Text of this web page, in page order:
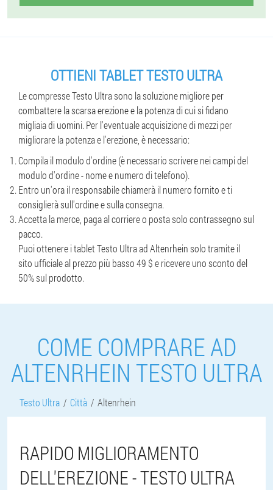
OTTIENI TABLET TESTO ULTRA
Le compresse Testo Ultra sono la soluzione migliore per
combattere la scarsa erezione e la potenza di cui si fidano
migliaia di uomini. Per l'eventuale acquisizione di mezzi per
migliorare la potenza e l'erezione, è necessario:
Compila il modulo d'ordine (è necessario scrivere nei campi del
modulo d'ordine - nome e numero di telefono).
Entro un'ora il responsabile chiamerà il numero fornito e ti
consiglierà sull'ordine e sulla consegna.
Accetta la merce, paga al corriere o posta solo contrassegno sul
pacco.
Puoi ottenere i tablet Testo Ultra ad Altenrhein solo tramite il
sito ufficiale al prezzo più basso 49 $ e ricevere uno sconto del
50% sul prodotto.
COME COMPRARE AD
ALTENRHEIN TESTO ULTRA
Testo Ultra Città Altenrhein
RAPIDO MIGLIORAMENTO
DELL'EREZIONE - TESTO ULTRA